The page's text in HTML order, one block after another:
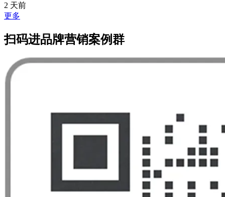
2 天前
更多
扫码进品牌营销案例群